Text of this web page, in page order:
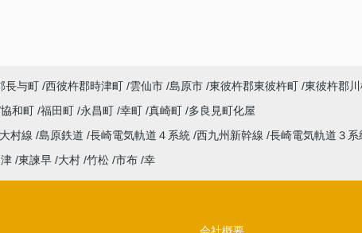
長与町 西彼杵郡時津町 雲仙市 島原市 東彼杵郡東彼杵町 東彼杵郡
協和町 福田町 永昌町 幸町 真崎町 多良見町化屋
大村線 島原鉄道 長崎電気軌道４系統 西九州新幹線 長崎電気軌道３
東諫早 大村 竹松 市布 幸